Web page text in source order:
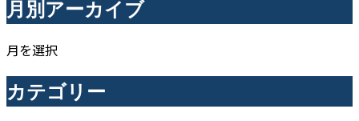
月別アーカイブ
月を選択
カテゴリー